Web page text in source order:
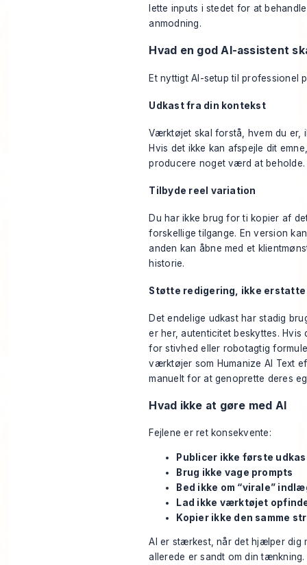
lette inputs i stedet for at
anmodning.
Hvad en god AI-assistent
Et nyttigt AI-setup til professionel
Udkast fra din kontekst
Værktøjet skal forstå, hvem du er,
Hvis det ikke kan afspejle dit
producere noget værd at beholde.
Tilbyde reel variation
Du har ikke brug for ti kopier af
forskellige tilgange. En version
anden kan åbne med et
historie.
Støtte redigering, ikke
Det endelige udkast har stadig
er her, autenticitet beskyttes.
for stivhed eller robotagtig
værktøjer som Humanize AI Text
manuelt for at genoprette deres
Hvad ikke at gøre med AI
Fejlene er ret konsekvente:
Publicer ikke første
Brug ikke vage prompts
Bed ikke om “virale”
Lad ikke værktøjet
Kopier ikke den samme
AI er stærkest, når det hjælper dig
allerede er sandt om din